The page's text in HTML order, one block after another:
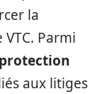
la
Parmi
protection
aux litiges